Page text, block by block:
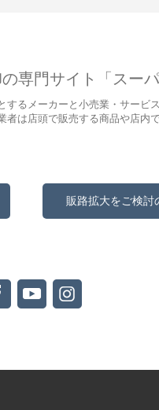
専門サイト「スーパ
るメーカーと小売業・サービ
は店頭で販売する商品や店内
販路拡大をご検討